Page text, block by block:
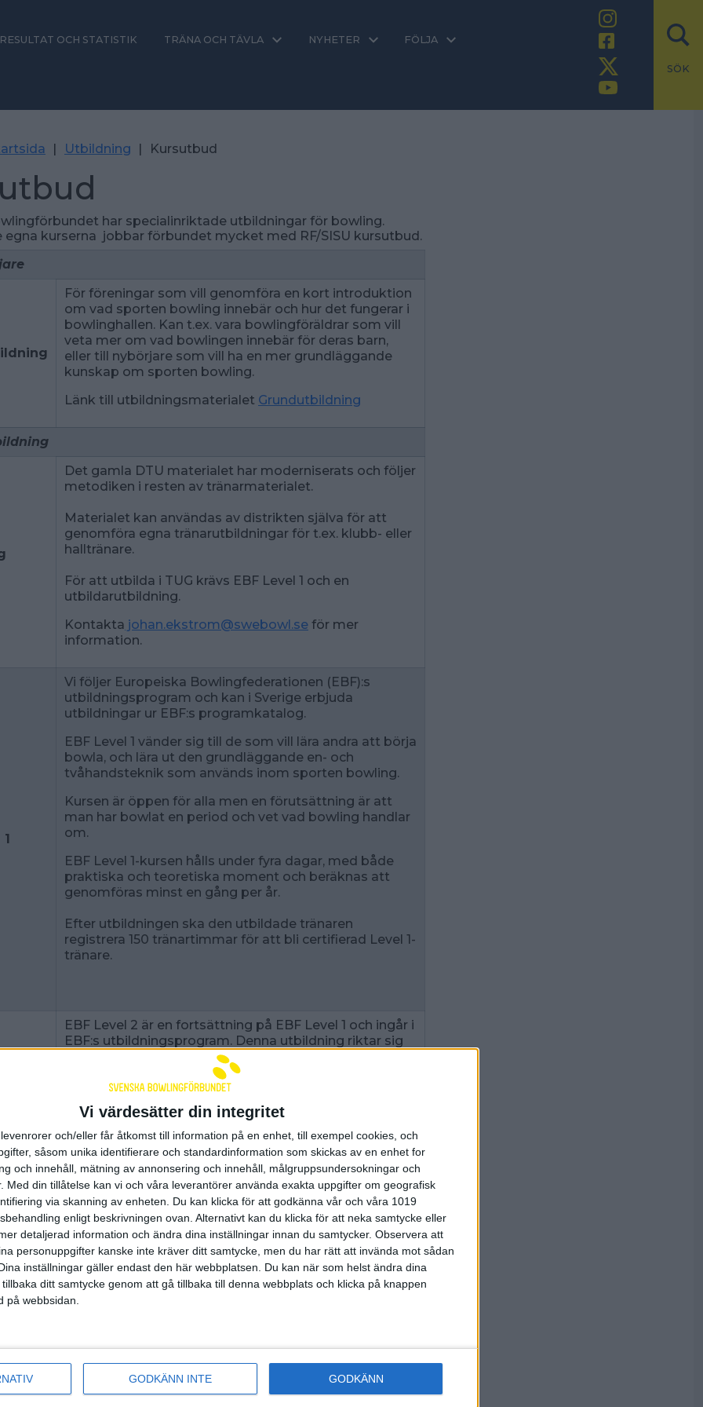
Vi värdesätter din integritet
och/eller får åtkomst till information på en enhet, till exempel cookies, och
såsom unika identifierare och standardinformation som skickas av en enhet for
och innehåll, mätning av annonsering och innehåll, målgruppsundersokningar och
Med din tillåtelse kan vi och våra leverantörer använda exakta uppgifter om geografisk
via skanning av enheten. Du kan klicka för att godkänna vår och våra 1019
enligt beskrivningen ovan. Alternativt kan du klicka för att neka samtycke eller
detaljerad information och ändra dina inställningar innan du samtycker. Observera att
personuppgifter kanske inte kräver ditt samtycke, men du har rätt att invända mot sådan
inställningar gäller endast den här webbplatsen. Du kan när som helst ändra dina
ditt samtycke genom att gå tillbaka till denna webbplats och klicka på knappen
på webbsidan.
GODKÄNN INTE GODKÄNN
RESULTAT OCH STATISTIK TRÄNA OCH TÄVLA NYHETER FÖLJA
SÖK
| Utbildning | Kursutbud
har specialinriktade utbildningar för bowling.
egna kurserna jobbar förbundet mycket med RF/SISU kursutbud.
För föreningar som vill genomföra en kort introduktion
om vad sporten bowling innebär och hur det fungerar i
bowlinghallen. Kan t.ex. vara bowlingföräldrar som vill
veta mer om vad bowlingen innebär för deras barn,
eller till nybörjare som vill ha en mer grundläggande
kunskap om sporten bowling.
Länk till utbildningsmaterialet Grundutbildning
Det gamla DTU materialet har moderniserats och följer
metodiken i resten av tränarmaterialet.
Materialet kan användas av distrikten själva för att
genomföra egna tränarutbildningar för t.ex. klubb- eller
halltränare.
För att utbilda i TUG krävs EBF Level 1 och en
utbildarutbildning.
Kontakta johan.ekstrom@swebowl.se för mer
information.
Vi följer Europeiska Bowlingfederationen (EBF):s
utbildningsprogram och kan i Sverige erbjuda
utbildningar ur EBF:s programkatalog.
EBF Level 1 vänder sig till de som vill lära andra att börja
bowla, och lära ut den grundläggande en- och
tvåhandsteknik som används inom sporten bowling.
Kursen är öppen för alla men en förutsättning är att
man har bowlat en period och vet vad bowling handlar
om.
EBF Level 1-kursen hålls under fyra dagar, med både
praktiska och teoretiska moment och beräknas att
genomföras minst en gång per år.
Efter utbildningen ska den utbildade tränaren
registrera 150 tränartimmar för att bli certifierad Level 1-
tränare.
2
EBF Level 2 är en fortsättning på EBF Level 1 och ingår i
EBF:s utbildningsprogram. Denna utbildning riktar sig
till de som vidare vill lära ut bowling för spelare som vill
förbättra sin teknik men också kunskaper kring klot,
banläsning etc. För att få gå denna kurs krävs en
certifiering i Level 1 (utbildningstillfälle samt minst 150
rapporterade tränartimmar).
Efter kursen behöver tränaren registrera 200
tränartimmar för att bli certifierad Level 2-tränare.
Kursen planeras att genomföras en gång per år,
beroende på tillgången till certifierade tränare.
SISU-kurser
En utbildning för förenings- och distriktsstyrelse att
utbildninghär: